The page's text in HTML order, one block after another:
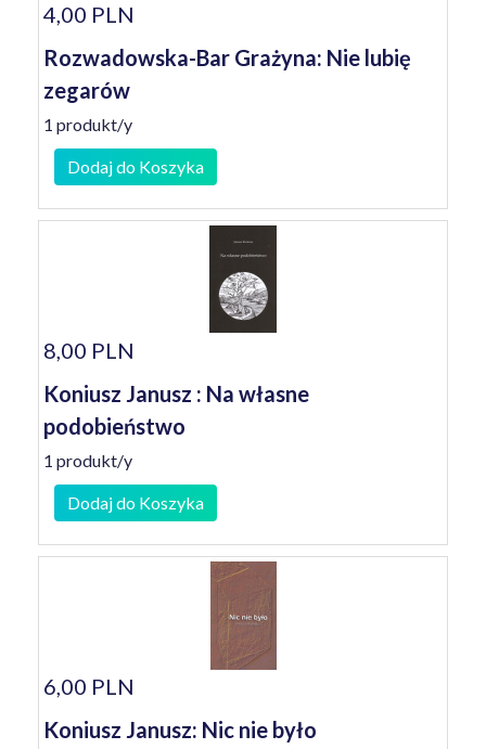
4,00 PLN
Rozwadowska-Bar Grażyna: Nie lubię
zegarów
1 produkt/y
Dodaj do Koszyka
8,00 PLN
Koniusz Janusz : Na własne
podobieństwo
1 produkt/y
Dodaj do Koszyka
6,00 PLN
Koniusz Janusz: Nic nie było